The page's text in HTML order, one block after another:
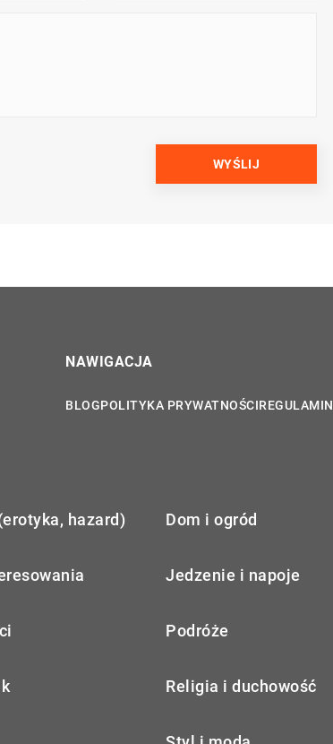
NAWIGACJA
BLOGPOLITYKA PRYWATNOŚCIREGULAMIN
hazard) Dom i ogród
Jedzenie i napoje
Podróże
Religia i duchowość